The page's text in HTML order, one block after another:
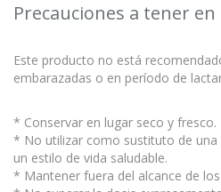
Precauciones a tener
Este producto no está
embarazadas o en período de
* Conservar en lugar seco y fresco.
* No utilizar como sustituto de una
un estilo de vida saludable.
* Mantener fuera del alcance de